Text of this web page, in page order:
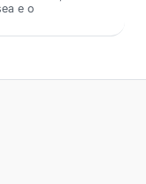
e o